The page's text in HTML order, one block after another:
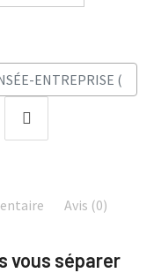
Avis (0)
vous séparer